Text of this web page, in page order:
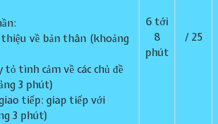
về bản thân (khoảng
tình cảm về các chủ đề
3 phút)
tiếp: giap tiếp với
3 phút)
6 tới
8
phút
/ 25